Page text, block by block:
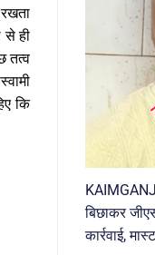
से ही
तत्व
कि
बिछाकर
कार्रवाई,